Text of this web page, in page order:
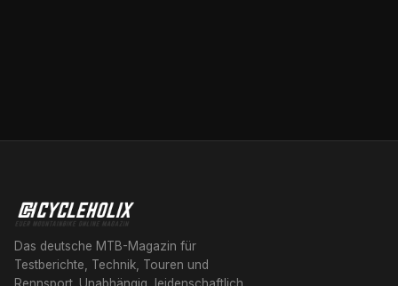
Das deutsche MTB-Magazin für
Testberichte, Technik, Touren und